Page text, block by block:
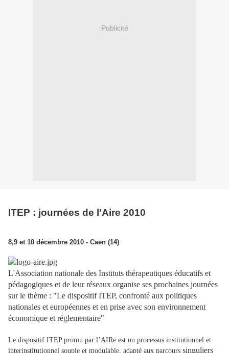
Publicité
ITEP : journées de l'Aire 2010
8,9 et 10 décembre 2010 - Caen (14)
L'Association nationale des Instituts thérapeutiques éducatifs et
pédagogiques et de leur réseaux organise ses prochaines journées
sur le thème : "Le dispositif ITEP, confronté aux politiques
nationales et européennes et en prise avec son environnement
économique et réglementaire"
Le dispositif ITEP promu par l’AIRe est un processus institutionnel et
interinstitutionnel souple et modulable, adapté aux parcours singuliers